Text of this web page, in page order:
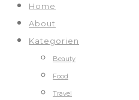
Home
About
Kategorien
Beauty
Food
Travel